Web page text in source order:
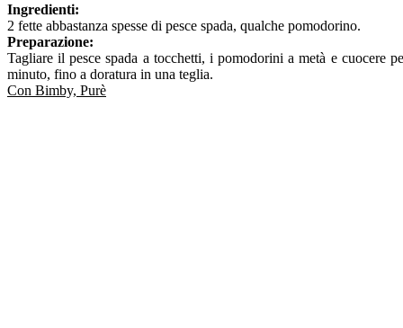
Ingredienti:
2 fette abbastanza spesse di pesce spada, qualche pomodorino.
Preparazione:
Tagliare il pesce spada a tocchetti, i pomodorini a metà e cuocere
minuto, fino a doratura in una teglia.
Con Bimby, Purè